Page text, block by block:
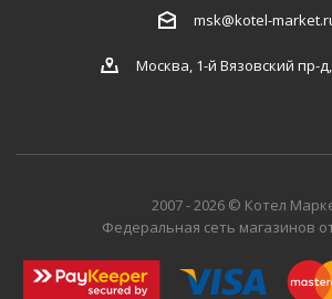
msk@kotel-
Москва, 1-й Вязовский пр-д,
2007 - 2026 © Котел
Федеральная сеть магазинов